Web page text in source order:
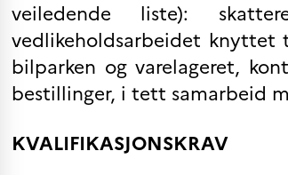
Studenthistorier
For institusjoner
France Alumni
VITENSKAP OG
FORSKNING
Cooperation
programs
veiledende liste):
vedlikeholdsarbeidet knyttet
bilparken og varelageret,
bestillinger, i tett samarbeid
KVALIFIKASJONSKRAV